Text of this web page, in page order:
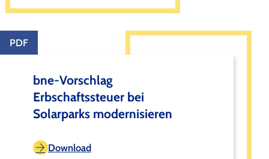
PDF
bne-Vorschlag
Erbschaftssteuer bei
Solarparks modernisieren
Download